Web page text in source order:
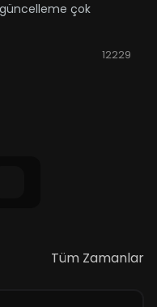
güncelleme çok
12229
Tüm Zamanlar